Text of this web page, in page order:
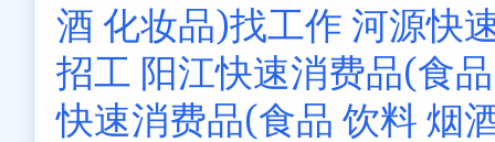
酒 化妆品)找工作 河源快
招工 阳江快速消费品(食
快速消费品(食品 饮料 烟